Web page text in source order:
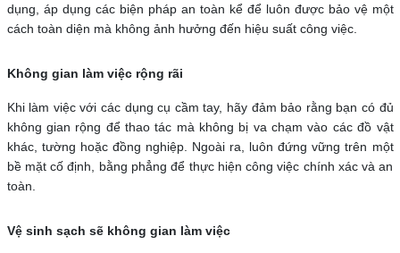
dụng, áp dụng các biện pháp an toàn kể để luôn được bảo vệ một
cách toàn diện mà không ảnh hưởng đến hiệu suất công việc.
Không gian làm việc rộng rãi
Khi làm việc với các dụng cụ cầm tay, hãy đảm bảo rằng bạn có đủ
không gian rộng để thao tác mà không bị va chạm vào các đồ vật
khác, tường hoặc đồng nghiệp. Ngoài ra, luôn đứng vững trên một
bề mặt cố định, bằng phẳng để thực hiện công việc chính xác và an
toàn.
Vệ sinh sạch sẽ không gian làm việc